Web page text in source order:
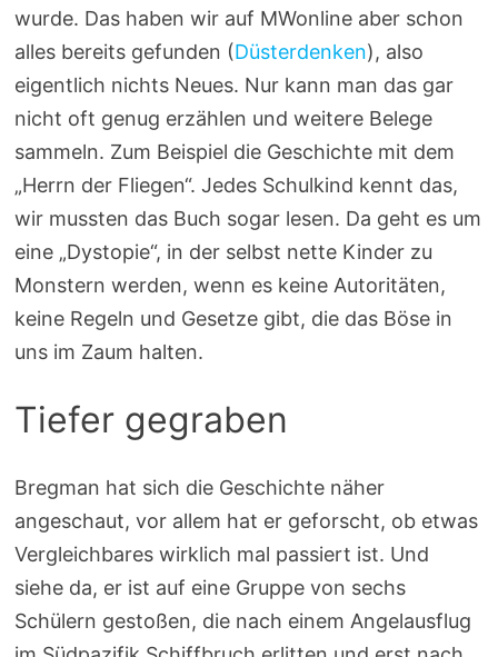
wurde. Das haben wir auf MWonline aber schon
alles bereits gefunden (Düsterdenken), also
eigentlich nichts Neues. Nur kann man das gar
nicht oft genug erzählen und weitere Belege
sammeln. Zum Beispiel die Geschichte mit dem
„Herrn der Fliegen“. Jedes Schulkind kennt das,
wir mussten das Buch sogar lesen. Da geht es um
eine „Dystopie“, in der selbst nette Kinder zu
Monstern werden, wenn es keine Autoritäten,
keine Regeln und Gesetze gibt, die das Böse in
uns im Zaum halten.
Tiefer gegraben
Bregman hat sich die Geschichte näher
angeschaut, vor allem hat er geforscht, ob etwas
Vergleichbares wirklich mal passiert ist. Und
siehe da, er ist auf eine Gruppe von sechs
Schülern gestoßen, die nach einem Angelausflug